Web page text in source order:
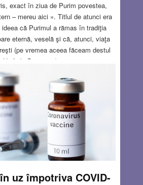
exact în ziua de Purim povestea,
– mereu aici ». Titlul de atunci era
că Purimul a rămas în tradiţia
eternă, veselă şi că, atunci, viaţa
(pe vremea aceea făceam destul
Haifa la Bucureşti) mi-a părut mai
Această poveste se numără
în volumul EPPUR ŞI MUOVE… şi
în7 martie 2020, la librăria
vizavi de facultatea unde mi-am
viaţă: Facultatea de
8 COMMENTS
uz împotriva COVID-